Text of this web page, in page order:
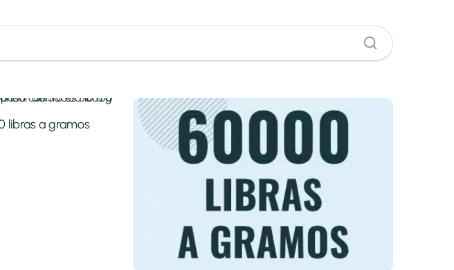
libras a gramos